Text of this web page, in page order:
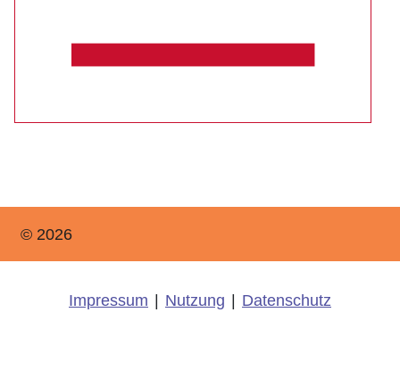
© 2026
Impressum Nutzung Datenschutz